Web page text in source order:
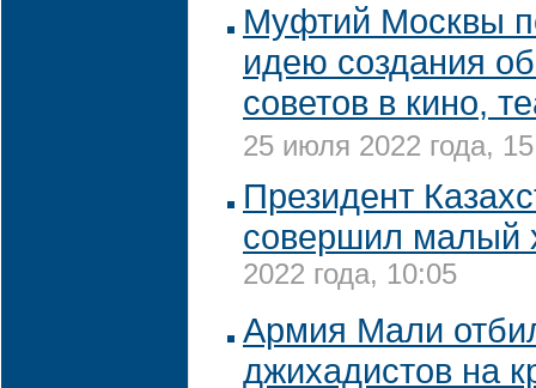
Муфтий Москвы
идею создания
советов в кино,
25 июля 2022 года,
Президент
совершил малый
2022 года, 10:05
Армия Мали
джихадистов на